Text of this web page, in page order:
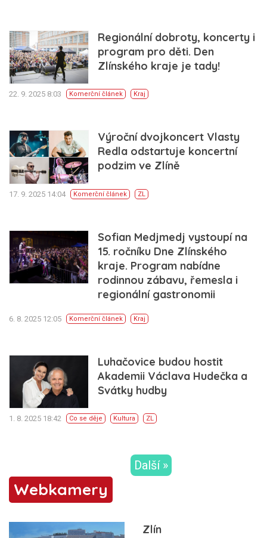
Regionální dobroty, koncerty i
program pro děti. Den
Zlínského kraje je tady!
22. 9. 2025 8:03 Komerční článek Kraj
Výroční dvojkoncert Vlasty
Redla odstartuje koncertní
podzim ve Zlíně
17. 9. 2025 14:04 Komerční článek ZL
Sofian Medjmedj vystoupí na
15. ročníku Dne Zlínského
kraje. Program nabídne
rodinnou zábavu, řemesla i
regionální gastronomii
6. 8. 2025 12:05 Komerční článek Kraj
Luhačovice budou hostit
Akademii Václava Hudečka a
Svátky hudby
1. 8. 2025 18:42 Co se děje Kultura ZL
Další »
Webkamery
Zlín